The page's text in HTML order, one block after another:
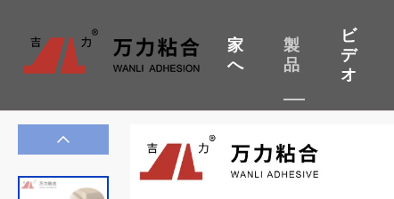
家
へ
製
品
ビ
デ
オ